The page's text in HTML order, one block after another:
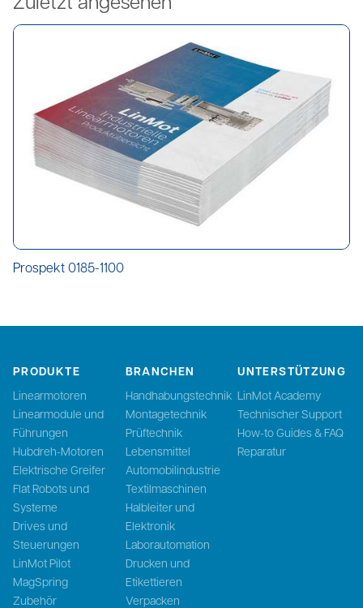
Prospekt 0185-1100
PRODUKTE
Linearmotoren
Linearmodule und
Führungen
Hubdreh-Motoren
Elektrische Greifer
Flat Robots und
Systeme
Drives und
Steuerungen
LinMot Pilot
MagSpring
Zubehör
BRANCHEN
Handhabungstechnik
Montagetechnik
Prüftechnik
Lebensmittel
Automobilindustrie
Textilmaschinen
Halbleiter und
Elektronik
Laborautomation
Drucken und
Etikettieren
Verpacken
UNTERSTÜTZUNG
LinMot Academy
Technischer Support
How-to Guides & FAQ
Reparatur